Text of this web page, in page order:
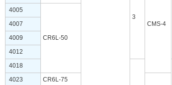
3
CMS-4
4005
CR6L-50
4007
4009
4012
4018
4023 CR6L-75